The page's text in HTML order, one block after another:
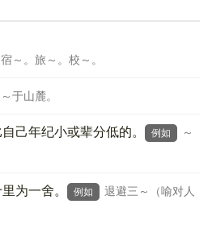
宿～。旅～。校～。
～于山麓。
己年纪小或辈分低的。 例如
～
为一舍。 例如
退避三～（喻对人